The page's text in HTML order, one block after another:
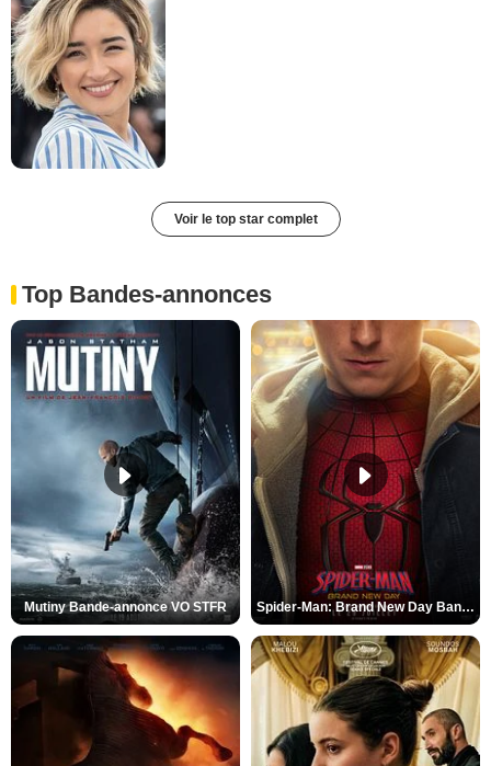
Voir le top star complet
Top Bandes-annonces
Mutiny Bande-annonce VO STFR Spider-Man: Brand New Day Bande-annonce VO STFR